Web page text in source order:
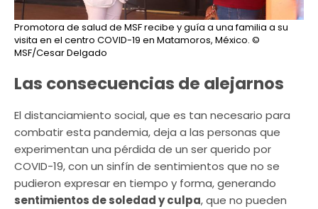
Promotora de salud de MSF recibe y guía a una familia a su
visita en el centro COVID-19 en Matamoros, México. ©
MSF/Cesar Delgado
Las consecuencias de alejarnos
El distanciamiento social, que es tan necesario para
combatir esta pandemia, deja a las personas que
experimentan una pérdida de un ser querido por
COVID-19, con un sinfín de sentimientos que no se
pudieron expresar en tiempo y forma, generando
sentimientos de soledad y culpa, que no pueden